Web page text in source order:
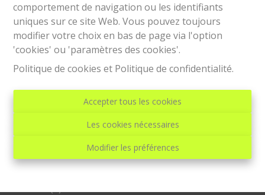
comportement de navigation ou les identifiants
uniques sur ce site Web. Vous pouvez toujours
modifier votre choix en bas de page via l'option
'cookies' ou 'paramètres des cookies'.
Politique de cookies et Politique de confidentialité.
Accepter tous les cookies
Les cookies nécessaires
Modifier les préférences
€ 695 /mois
1 1 1
Avenue Paul Pastur, 37